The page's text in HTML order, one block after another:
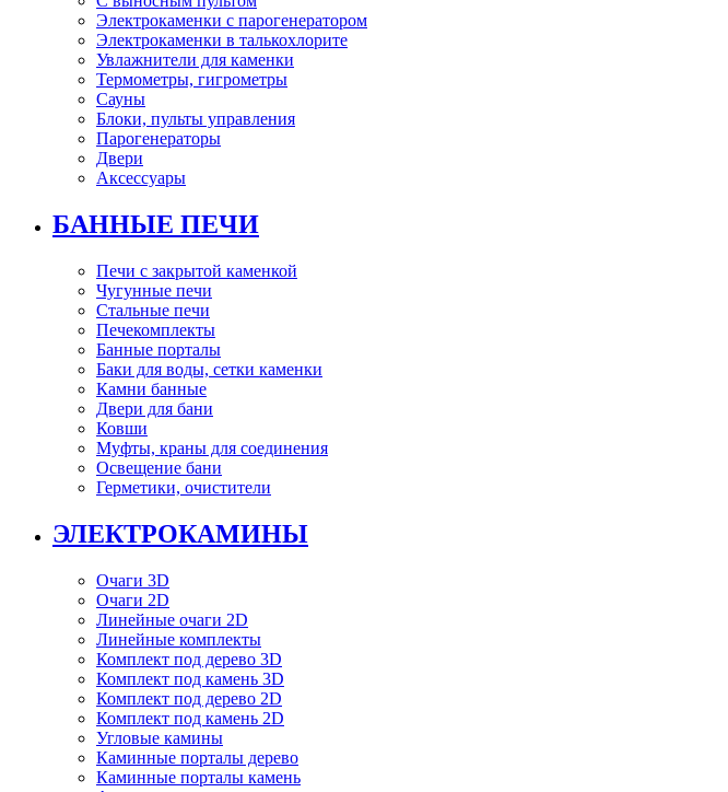
Электрокаменки с парогенератором
Электрокаменки в талькохлорите
Увлажнители для каменки
Термометры, гигрометры
Сауны
Блоки, пульты управления
Парогенераторы
Двери
Аксессуары
БАННЫЕ ПЕЧИ
Печи с закрытой каменкой
Чугунные печи
Стальные печи
Печекомплекты
Банные порталы
Баки для воды, сетки каменки
Камни банные
Двери для бани
Ковши
Муфты, краны для соединения
Освещение бани
Герметики, очистители
ЭЛЕКТРОКАМИНЫ
Очаги 3D
Очаги 2D
Линейные очаги 2D
Линейные комплекты
Комплект под дерево 3D
Комплект под камень 3D
Комплект под дерево 2D
Комплект под камень 2D
Угловые камины
Каминные порталы дерево
Каминные порталы камень